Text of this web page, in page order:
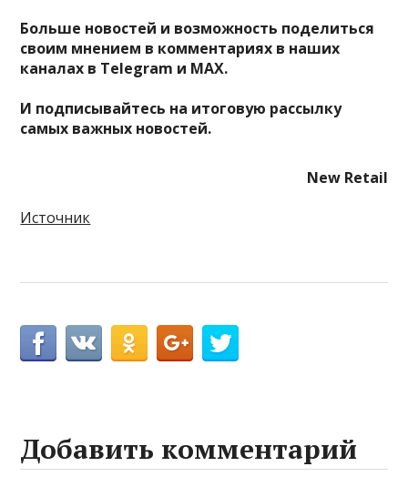
Больше новостей и возможность поделиться
своим мнением в комментариях в наших
каналах в Telegram и MAX.
И подписывайтесь на итоговую рассылку
самых важных новостей.
New Retail
Источник
Добавить комментарий